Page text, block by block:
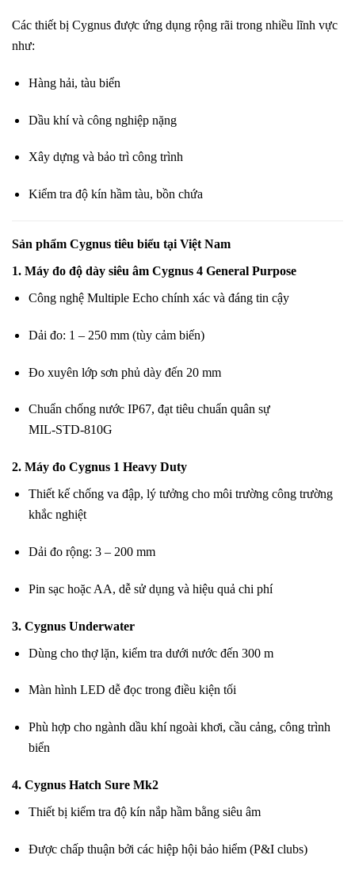
Các thiết bị Cygnus được ứng dụng rộng rãi trong nhiều lĩnh vực
như:
Hàng hải, tàu biển
Dầu khí và công nghiệp nặng
Xây dựng và bảo trì công trình
Kiểm tra độ kín hầm tàu, bồn chứa
Sản phẩm Cygnus tiêu biểu tại Việt Nam
1. Máy đo độ dày siêu âm Cygnus 4 General Purpose
Công nghệ Multiple Echo chính xác và đáng tin cậy
Dải đo: 1 – 250 mm (tùy cảm biến)
Đo xuyên lớp sơn phủ dày đến 20 mm
Chuẩn chống nước IP67, đạt tiêu chuẩn quân sự
MIL‑STD‑810G
2. Máy đo Cygnus 1 Heavy Duty
Thiết kế chống va đập, lý tưởng cho môi trường công trường
khắc nghiệt
Dải đo rộng: 3 – 200 mm
Pin sạc hoặc AA, dễ sử dụng và hiệu quả chi phí
3. Cygnus Underwater
Dùng cho thợ lặn, kiểm tra dưới nước đến 300 m
Màn hình LED dễ đọc trong điều kiện tối
Phù hợp cho ngành dầu khí ngoài khơi, cầu cảng, công trình
biển
4. Cygnus Hatch Sure Mk2
Thiết bị kiểm tra độ kín nắp hầm bằng siêu âm
Được chấp thuận bởi các hiệp hội bảo hiểm (P&I clubs)